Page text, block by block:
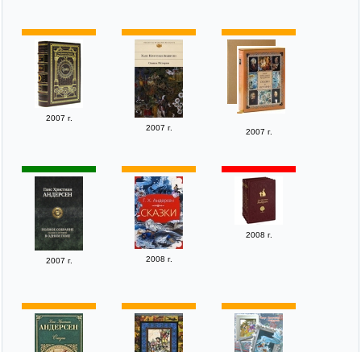
2007 г.
2007 г.
2007 г.
2007 г. 2008 г.
2008 г.